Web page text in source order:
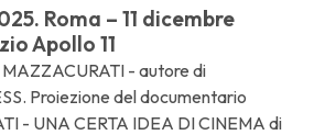
Roma – 11 dicembre
Apollo 11
- autore di
Proiezione del documentario
- UNA CERTA IDEA DI CINEMA di